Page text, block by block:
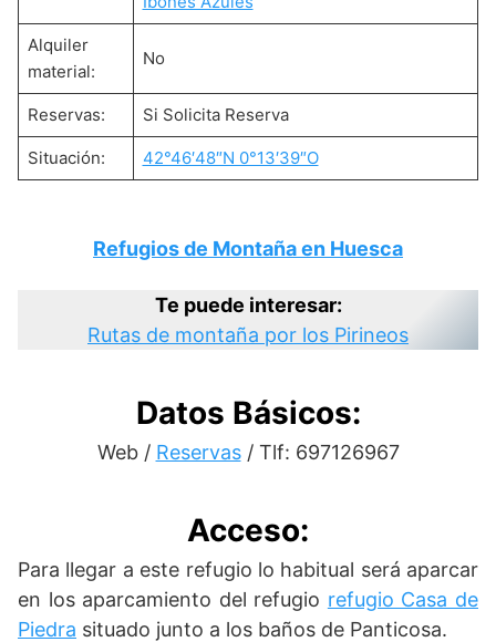
Alquiler
material:
No
Reservas: Si Solicita Reserva
Situación: 42°46′48″N 0°13′39″O
Refugios de Montaña en Huesca
Te puede interesar:
Rutas de montaña por los Pirineos
Datos Básicos:
Web / Reservas/ Tlf: 697126967
Acceso:
Para llegar a este refugio lo habitual será aparcar
en los aparcamiento del refugio refugio Casa de
Piedra situado junto a los baños de Panticosa.